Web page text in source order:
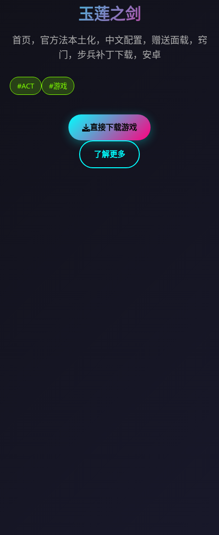
玉莲之剑
首页，官方法本土化，中文配置，赠送面载，窍
门，步兵补丁下载，安卓
#ACT #游戏
直接下载游戏
了解更多